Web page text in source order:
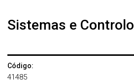
Sistemas e Controlo
Código:
41485